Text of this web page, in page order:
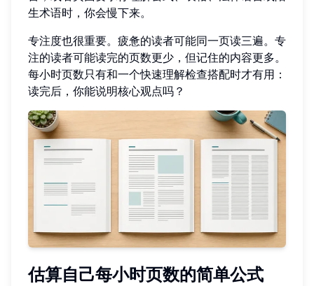
生术语时，你会慢下来。
专注度也很重要。疲惫的读者可能同一页读三遍。专
注的读者可能读完的页数更少，但记住的内容更多。
每小时页数只有和一个快速理解检查搭配时才有用：
读完后，你能说明核心观点吗？
估算自己每小时页数的简单公式